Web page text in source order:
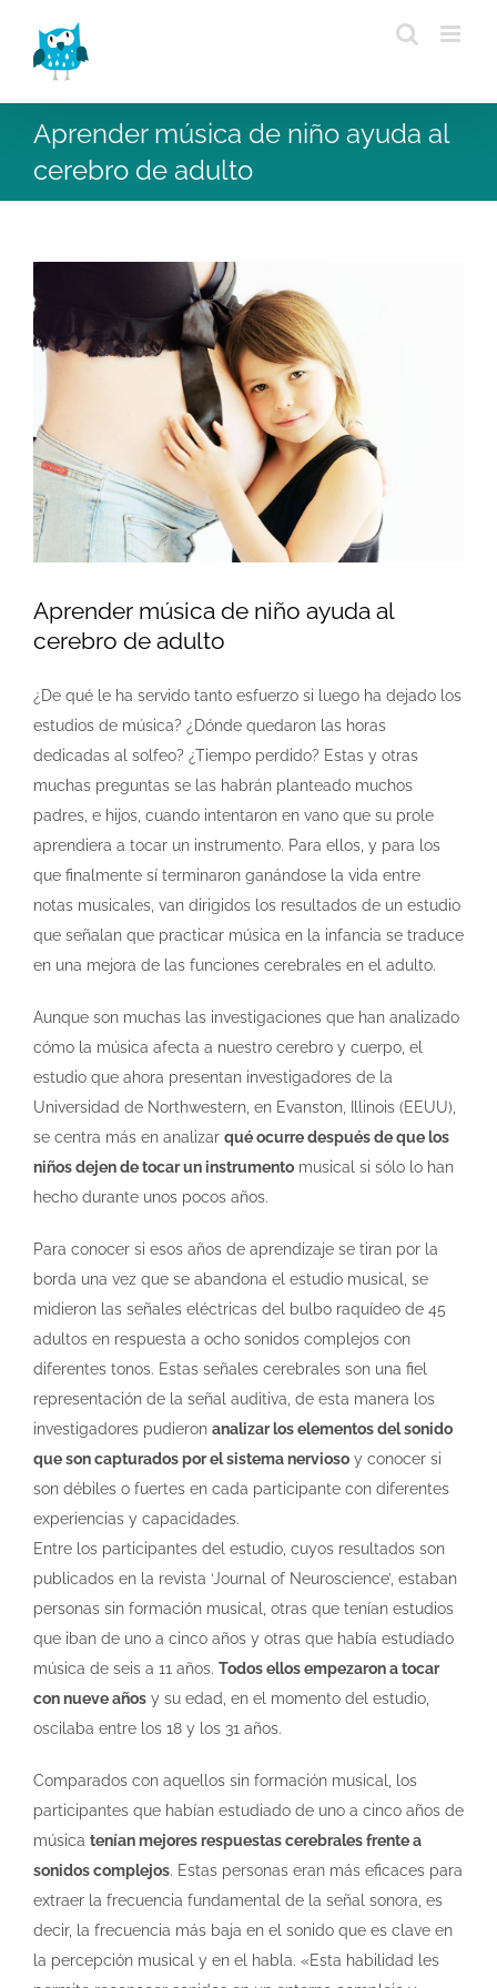
contenido
Aprender música de niño ayuda al
cerebro de adulto
imagen
más
Aprender música de niño ayuda al
cerebro de adulto
¿De qué le ha servido tanto esfuerzo si luego ha dejado los
estudios de música? ¿Dónde quedaron las horas
dedicadas al solfeo? ¿Tiempo perdido? Estas y otras
muchas preguntas se las habrán planteado muchos
padres, e hijos, cuando intentaron en vano que su prole
aprendiera a tocar un instrumento. Para ellos, y para los
que finalmente sí terminaron ganándose la vida entre
notas musicales, van dirigidos los resultados de un estudio
que señalan que practicar música en la infancia se traduce
en una mejora de las funciones cerebrales en el adulto.
Aunque son muchas las investigaciones que han analizado
cómo la música afecta a nuestro cerebro y cuerpo, el
estudio que ahora presentan investigadores de la
Universidad de Northwestern, en Evanston, Illinois (EEUU),
se centra más en analizar qué ocurre después de que los
niños dejen de tocar un instrumento musical si sólo lo han
hecho durante unos pocos años.
Para conocer si esos años de aprendizaje se tiran por la
borda una vez que se abandona el estudio musical, se
midieron las señales eléctricas del bulbo raquídeo de 45
adultos en respuesta a ocho sonidos complejos con
diferentes tonos. Estas señales cerebrales son una fiel
representación de la señal auditiva, de esta manera los
investigadores pudieron analizar los elementos del sonido
que son capturados por el sistema nervioso y conocer si
son débiles o fuertes en cada participante con diferentes
experiencias y capacidades.
Entre los participantes del estudio, cuyos resultados son
publicados en la revista ‘Journal of Neuroscience’, estaban
personas sin formación musical, otras que tenían estudios
que iban de uno a cinco años y otras que había estudiado
música de seis a 11 años. Todos ellos empezaron a tocar
con nueve años y su edad, en el momento del estudio,
oscilaba entre los 18 y los 31 años.
Comparados con aquellos sin formación musical, los
participantes que habían estudiado de uno a cinco años de
música tenían mejores respuestas cerebrales frente a
sonidos complejos. Estas personas eran más eficaces para
extraer la frecuencia fundamental de la señal sonora, es
decir, la frecuencia más baja en el sonido que es clave en
la percepción musical y en el habla. «Esta habilidad les